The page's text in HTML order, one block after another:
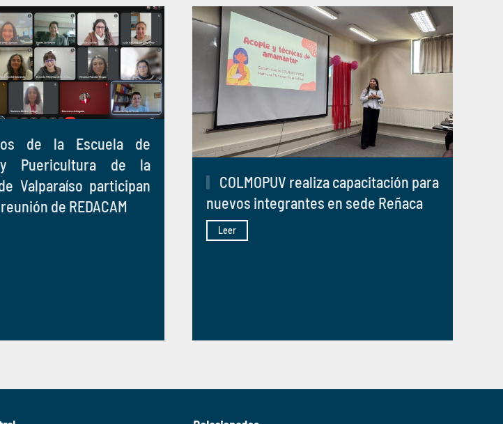
de la Escuela de
y Puericultura de la
Valparaíso participan
de REDACAM
COLMOPUV realiza capacitación para
nuevos integrantes en sede Reñaca
Leer